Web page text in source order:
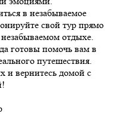
в незабываемое
свой тур прямо
отдыхе.
готовы помочь вам в
путешествия.
и вернитесь домой с